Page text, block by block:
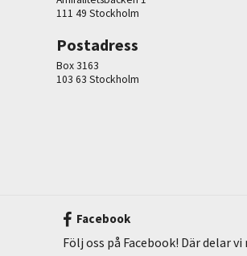
111 49 Stockholm
Postadress
Box 3163
103 63 Stockholm
Facebook
Följ oss på Facebook! Där delar